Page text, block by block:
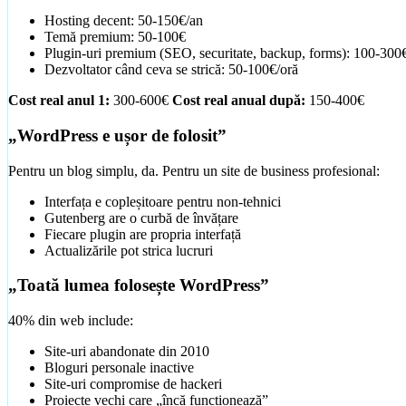
Hosting decent: 50-150€/an
Temă premium: 50-100€
Plugin-uri premium (SEO, securitate, backup, forms): 100-
Dezvoltator când ceva se strică: 50-100€/oră
Cost real anul 1: 300-600€ Cost real anual după: 150-400€
„WordPress e ușor de folosit”
Pentru un blog simplu, da. Pentru un site de business profesional:
Interfața e copleșitoare pentru non-tehnici
Gutenberg are o curbă de învățare
Fiecare plugin are propria interfață
Actualizările pot strica lucruri
„Toată lumea folosește WordPress”
40% din web include:
Site-uri abandonate din 2010
Bloguri personale inactive
Site-uri compromise de hackeri
Proiecte vechi care „încă funcționează”